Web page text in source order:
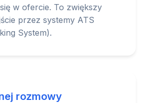
w ofercie. To zwiększy
przez systemy ATS
System).
rozmowy